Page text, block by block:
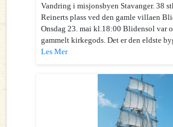
Vandring i misjonsbyen Stavanger. 38
Reinerts plass ved den gamle villaen
Onsdag 23. mai kl.18:00 Blidensol var
gammelt kirkegods. Det er den eldste
Les Mer